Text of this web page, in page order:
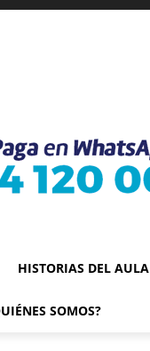
HISTORIAS DEL AULA
SOMOS?